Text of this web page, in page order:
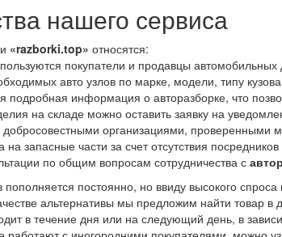
нашего сервиса
«razborki.top» относятся:
покупатели и продавцы автомобильных
авто узлов по марке, модели, типу
подробная информация о авторазборке, что
на складе можно оставить заявку на
добросовестными организациями, проверенными
запасные части за счет отсутствия
по общим вопросам сотрудничества с
постоянно, но ввиду высокого
альтернативы мы предложим найти товар
в течение дня или на следующий день, в